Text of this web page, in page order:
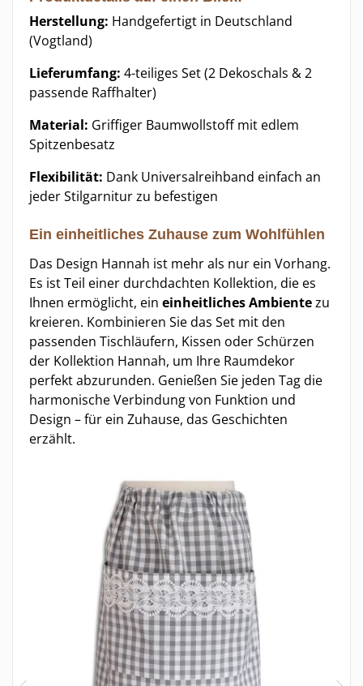
Herstellung: Handgefertigt in Deutschland
(Vogtland)
Lieferumfang: 4-teiliges Set (2 Dekoschals & 2
passende Raffhalter)
Material: Griffiger Baumwollstoff mit edlem
Spitzenbesatz
Flexibilität: Dank Universalreihband einfach an
jeder Stilgarnitur zu befestigen
Ein einheitliches Zuhause zum Wohlfühlen
Das Design Hannah ist mehr als nur ein Vorhang.
Es ist Teil einer durchdachten Kollektion, die es
Ihnen ermöglicht, ein einheitliches Ambientezu
kreieren. Kombinieren Sie das Set mit den
passenden Tischläufern, Kissen oder Schürzen
der Kollektion Hannah, um Ihre Raumdekor
perfekt abzurunden. Genießen Sie jeden Tag die
harmonische Verbindung von Funktion und
Design – für ein Zuhause, das Geschichten
erzählt.